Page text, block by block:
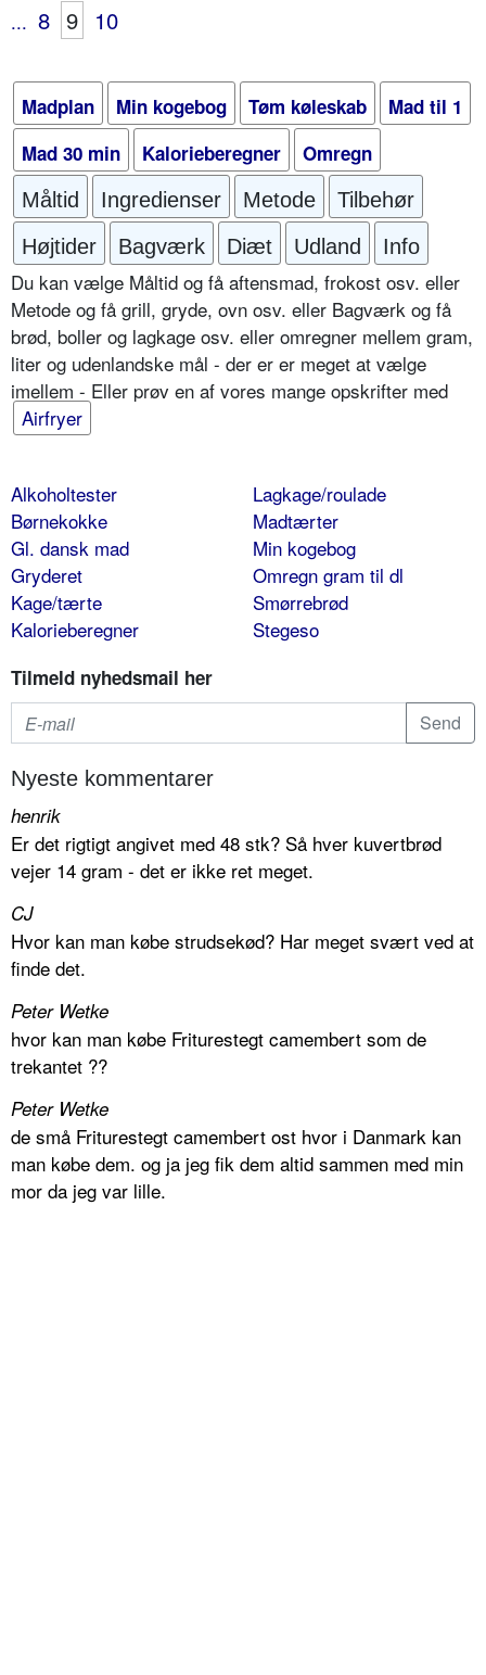
... 8 9 10
Madplan Min kogebog Tøm køleskab
Mad til 1
Mad 30 min
Kalorieberegner Omregn
Måltid Ingredienser Metode
Tilbehør
Højtider
Bagværk Diæt Udland Info
Du kan vælge Måltid og få aftensmad, frokost osv. eller
Metode og få grill, gryde, ovn osv. eller Bagværk og få
brød, boller og lagkage osv. eller omregner mellem gram,
liter og udenlandske mål - der er er meget at vælge
imellem - Eller prøv en af vores mange opskrifter med
Airfryer
Alkoholtester
Børnekokke
Gl. dansk mad
Gryderet
Kage/tærte
Kalorieberegner
Lagkage/roulade
Madtærter
Min kogebog
Omregn gram til dl
Smørrebrød
Stegeso
Tilmeld nyhedsmail her
Nyeste kommentarer
henrik
Er det rigtigt angivet med 48 stk? Så hver kuvertbrød
vejer 14 gram - det er ikke ret meget.
CJ
Hvor kan man købe strudsekød? Har meget svært ved at
finde det.
Peter Wetke
hvor kan man købe Friturestegt camembert som de
trekantet ??
Peter Wetke
de små Friturestegt camembert ost hvor i Danmark kan
man købe dem. og ja jeg fik dem altid sammen med min
mor da jeg var lille.